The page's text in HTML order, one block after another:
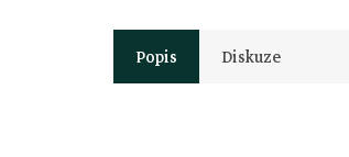
Popis Diskuze